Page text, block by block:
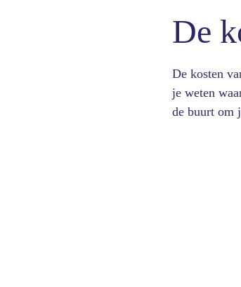
De
De kosten
je weten
de buurt om